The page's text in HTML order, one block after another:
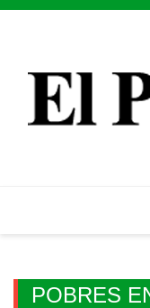
Skip
POBRES